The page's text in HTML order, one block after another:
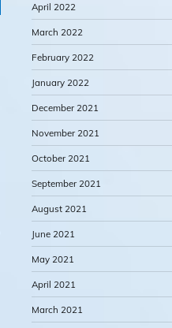
April 2022
March 2022
February 2022
January 2022
December 2021
November 2021
October 2021
September 2021
August 2021
June 2021
May 2021
April 2021
March 2021